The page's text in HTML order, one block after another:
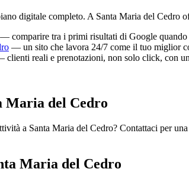
digitale completo. A Santa Maria del Cedro
— comparire tra i primi risultati di Google quando
— un sito che lavora 24/7 come il tuo miglior
clienti reali e prenotazioni, non solo click, con
Maria del Cedro
a Santa Maria del Cedro? Contattaci per
Maria del Cedro